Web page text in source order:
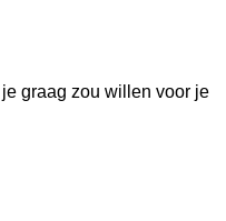
graag zou willen voor je